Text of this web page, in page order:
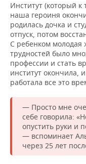
Институт (который к
наша героиня
родилась дочка и
отпуск, потом
С ребенком
трудностей было
профессии и стать
институт окончила,
работала все это
— Просто мне
себе говорила:
опустить руки и
— вспоминает
через 25 лет